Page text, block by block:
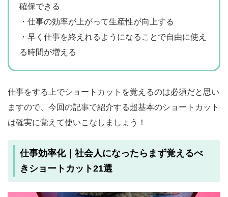
確保できる
・仕事の効率が上がって生産性が向上する
・早く仕事を終えれるようになることで自由に使え
る時間が増える
仕事をする上でショートカットを覚えるのは必須だと思い
ますので、今回の記事で紹介する超基本のショートカット
は確実に覚えて使いこなしましょう！
仕事効率化｜社会人になったらまず覚えるべ
きショートカット21選